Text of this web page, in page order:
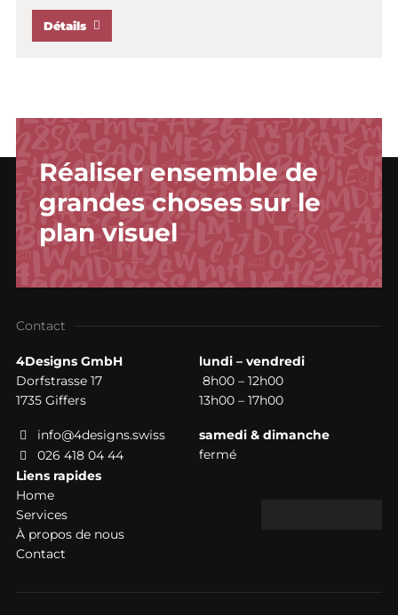
Détails
Réaliser ensemble de
grandes choses sur le
plan visuel
Contact
4Designs GmbH
Dorfstrasse 17
1735 Giffers
info@4designs.swiss
026 418 04 44
lundi – vendredi
8h00 – 12h00
13h00 – 17h00
samedi & dimanche
fermé
Liens rapides
Home
Services
À propos de nous
Contact